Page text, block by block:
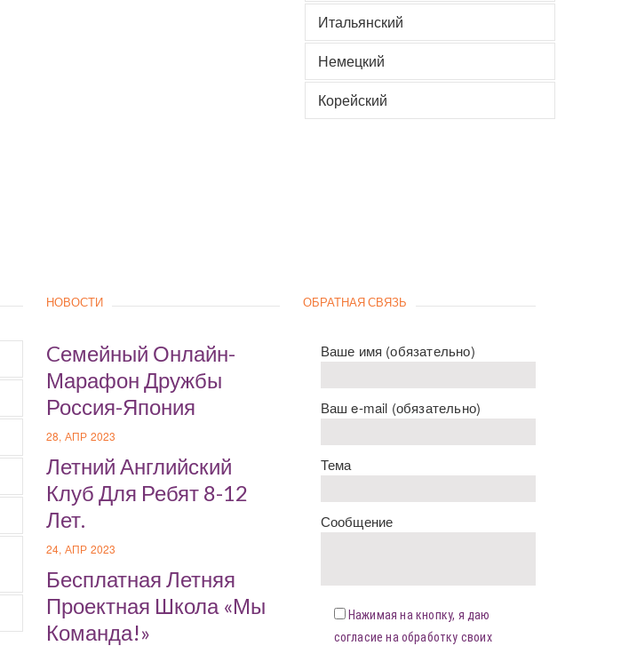
Итальянский
Немецкий
Корейский
НОВОСТИ
Cемейный Онлайн-
Марафон Дружбы
Россия-Япония
28, АПР 2023
Летний Английский
Клуб Для Ребят 8-12
Лет.
24, АПР 2023
Бесплатная Летняя
Проектная Школа «Мы
Команда!»
ОБРАТНАЯ СВЯЗЬ
Ваше имя (обязательно)
Ваш e-mail (обязательно)
Тема
Сообщение
Нажимая на кнопку, я даю
согласие на обработку своих